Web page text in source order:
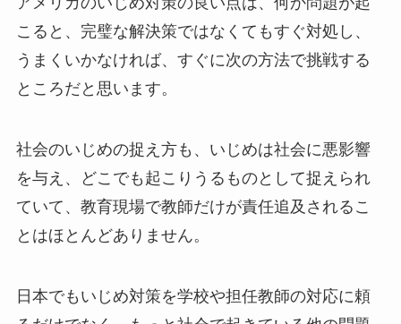
こると、完璧な解決策ではなくてもすぐ対処し、
うまくいかなければ、すぐに次の方法で挑戦する
ところだと思います。
社会のいじめの捉え方も、いじめは社会に悪影響
を与え、どこでも起こりうるものとして捉えられ
ていて、教育現場で教師だけが責任追及されるこ
とはほとんどありません。
日本でもいじめ対策を学校や担任教師の対応に頼